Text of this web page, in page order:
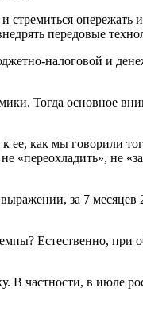
передовые
налоговой и
Тогда основное
ее, как мы говорили
«переохладить», не
за 7 месяцев
Естественно, при
частности, в июле